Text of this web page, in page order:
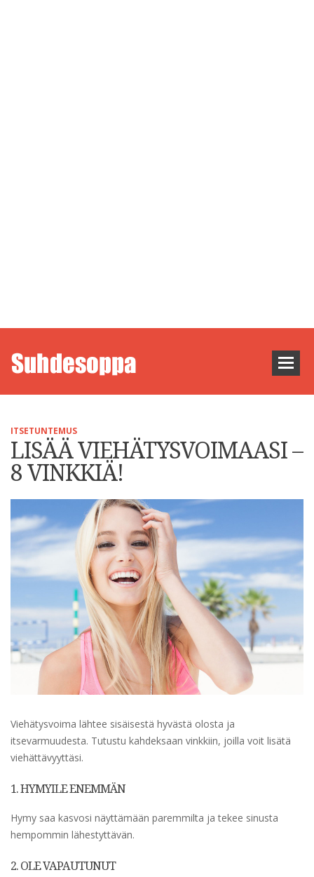
ITSETUNTEMUS
LISÄÄ VIEHÄTYSVOIMAASI –
8 VINKKIÄ!
Viehätysvoima lähtee sisäisestä hyvästä olosta ja
itsevarmuudesta. Tutustu kahdeksaan vinkkiin, joilla voit lisätä
viehättävyyttäsi.
1. HYMYILE ENEMMÄN
Hymy saa kasvosi näyttämään paremmilta ja tekee sinusta
hempommin lähestyttävän.
2. OLE VAPAUTUNUT